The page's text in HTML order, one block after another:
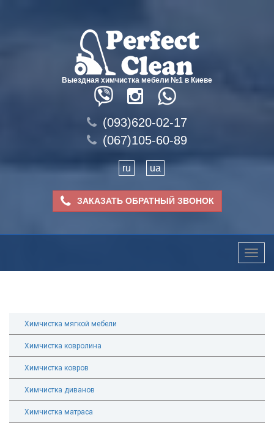
Выездная химчистка мебели №1 в Киеве
(093)620-02-17
(067)105-60-89
ru ua
ЗАКАЗАТЬ ОБРАТНЫЙ ЗВОНОК
Toggle
Химчистка мягкой мебели
Химчистка ковролина
Химчистка ковров
Химчистка диванов
Химчистка матраса